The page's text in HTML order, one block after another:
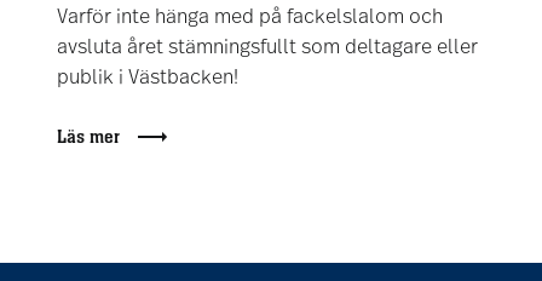
Varför inte hänga med på fackelslalom och
avsluta året stämningsfullt som deltagare eller
publik i Västbacken!
Läs mer